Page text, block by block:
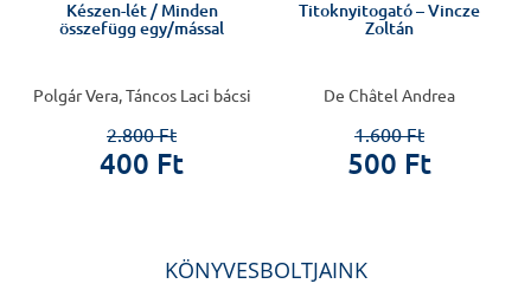
Készen-lét / Minden
összefügg egy/mással
Polgár Vera, Táncos Laci bácsi
2.800 Ft
400 Ft
Titoknyitogató – Vincze
Zoltán
De Châtel Andrea
1.600 Ft
500 Ft
KÖNYVESBOLTJAINK